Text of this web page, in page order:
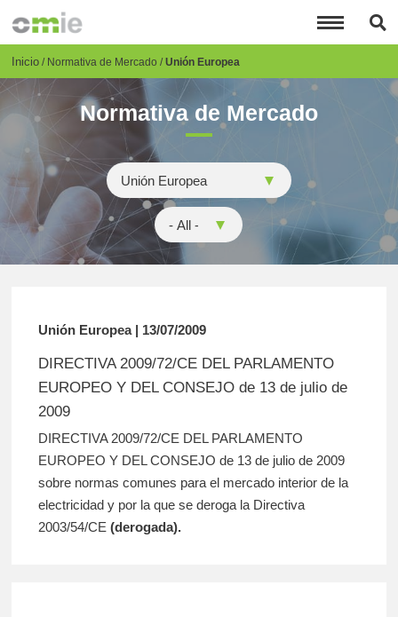
principal
Breadcrumb
Inicio Normativa de Mercado Unión Europea
Normativa de Mercado
Unión Europea | 13/07/2009
DIRECTIVA 2009/72/CE DEL PARLAMENTO
EUROPEO Y DEL CONSEJO de 13 de julio de
2009
DIRECTIVA 2009/72/CE DEL PARLAMENTO
EUROPEO Y DEL CONSEJO de 13 de julio de 2009
sobre normas comunes para el mercado interior de la
electricidad y por la que se deroga la Directiva
2003/54/CE(derogada).